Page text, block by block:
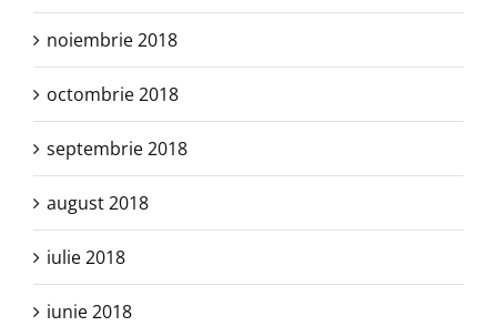
noiembrie 2018
octombrie 2018
septembrie 2018
august 2018
iulie 2018
iunie 2018